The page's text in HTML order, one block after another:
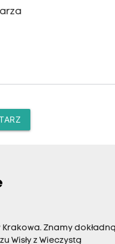
Znamy
Wisły z Wieczystą